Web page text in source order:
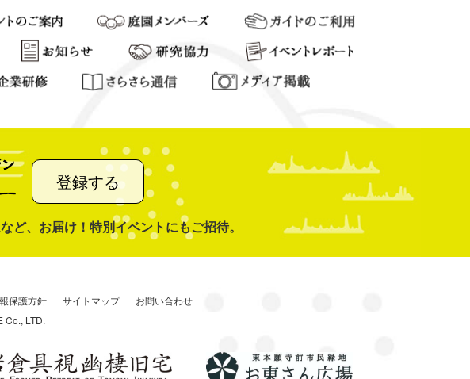
登録する
ど、お届け！特別イベントにもご招待。
保護方針 サイトマップ
お問い合わせ
Co., LTD.